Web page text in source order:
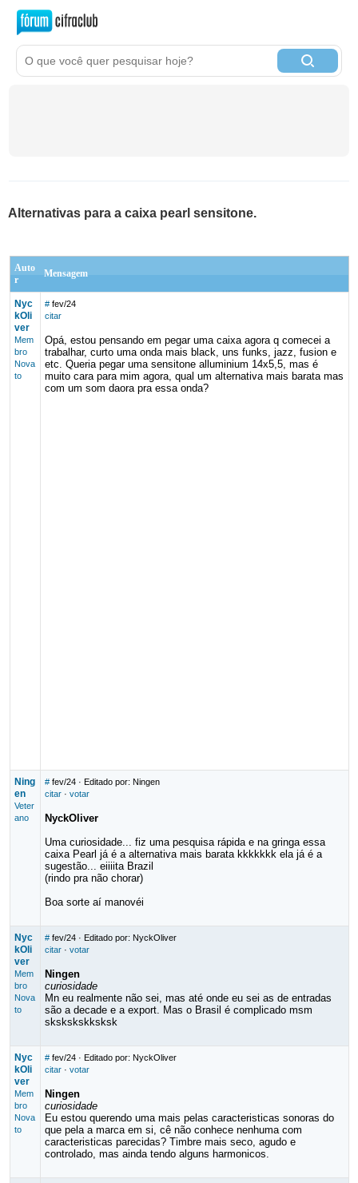
Alternativas para a caixa pearl sensitone.
Auto
r
Mensagem
Nyc
kOli
ver
Mem
bro
Nova
to
# fev/24
citar
Opá, estou pensando em pegar uma caixa agora q comecei a
trabalhar, curto uma onda mais black, uns funks, jazz, fusion e
etc. Queria pegar uma sensitone alluminium 14x5,5, mas é
muito cara para mim agora, qual um alternativa mais barata mas
com um som daora pra essa onda?
Ning
en
Veter
ano
# fev/24· Editado por: Ningen
citar· votar
NyckOliver
Uma curiosidade... fiz uma pesquisa rápida e na gringa essa
caixa Pearl já é a alternativa mais barata kkkkkkk ela já é a
sugestão... eiiiita Brazil
(rindo pra não chorar)
Boa sorte aí manovéi
Nyc
kOli
ver
Mem
bro
Nova
to
# fev/24· Editado por: NyckOliver
citar· votar
Ningen
curiosidade
Mn eu realmente não sei, mas até onde eu sei as de entradas
são a decade e a export. Mas o Brasil é complicado msm
skskskskksksk
Nyc
kOli
ver
Mem
bro
Nova
to
# fev/24· Editado por: NyckOliver
citar· votar
Ningen
curiosidade
Eu estou querendo uma mais pelas caracteristicas sonoras do
que pela a marca em si, cê não conhece nenhuma com
caracteristicas parecidas? Timbre mais seco, agudo e
controlado, mas ainda tendo alguns harmonicos.